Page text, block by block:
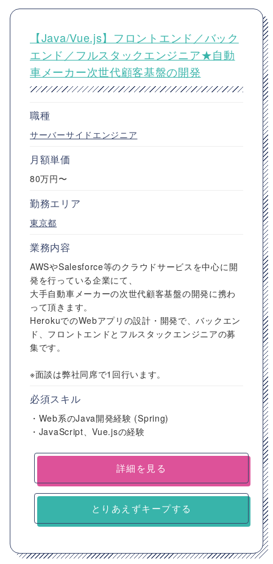
【Java/Vue.js】フロントエンド／バック
エンド／フルスタックエンジニア★自動
車メーカー次世代顧客基盤の開発
職種
サーバーサイドエンジニア
月額単価
80万円〜
勤務エリア
東京都
業務内容
AWSやSalesforce等のクラウドサービスを中心に開
発を行っている企業にて、
大手自動車メーカーの次世代顧客基盤の開発に携わ
って頂きます。
HerokuでのWebアプリの設計・開発で、バックエン
ド、フロントエンドとフルスタックエンジニアの募
集です。
※面談は弊社同席で1回行います。
必須スキル
・Web系のJava開発経験 (Spring)
・JavaScript、Vue.jsの経験
詳細を見る
とりあえずキープする